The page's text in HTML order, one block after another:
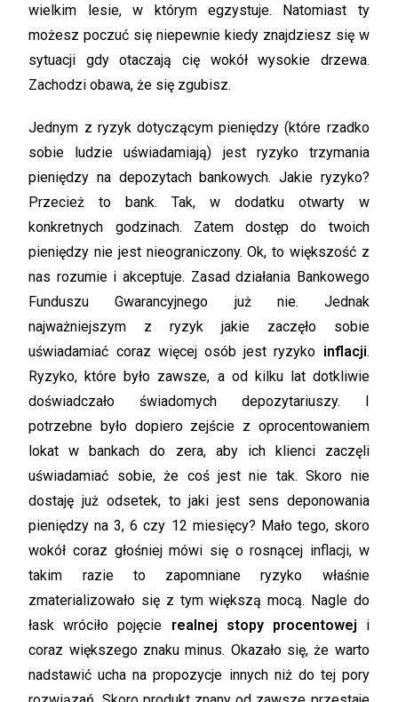
wielkim lesie, w którym egzystuje. Natomiast ty
możesz poczuć się niepewnie kiedy znajdziesz się w
sytuacji gdy otaczają cię wokół wysokie drzewa.
Zachodzi obawa, że się zgubisz.
Jednym z ryzyk dotyczącym pieniędzy (które rzadko
sobie ludzie uświadamiają) jest ryzyko trzymania
pieniędzy na depozytach bankowych. Jakie ryzyko?
Przecież to bank. Tak, w dodatku otwarty w
konkretnych godzinach. Zatem dostęp do twoich
pieniędzy nie jest nieograniczony. Ok, to większość z
nas rozumie i akceptuje. Zasad działania Bankowego
Funduszu Gwarancyjnego już nie. Jednak
najważniejszym z ryzyk jakie zaczęło sobie
uświadamiać coraz więcej osób jest ryzyko inflacji.
Ryzyko, które było zawsze, a od kilku lat dotkliwie
doświadczało świadomych depozytariuszy. I
potrzebne było dopiero zejście z oprocentowaniem
lokat w bankach do zera, aby ich klienci zaczęli
uświadamiać sobie, że coś jest nie tak. Skoro nie
dostaję już odsetek, to jaki jest sens deponowania
pieniędzy na 3, 6 czy 12 miesięcy? Mało tego, skoro
wokół coraz głośniej mówi się o rosnącej inflacji, w
takim razie to zapomniane ryzyko właśnie
zmaterializowało się z tym większą mocą. Nagle do
łask wróciło pojęcie realnej stopy procentowej i
coraz większego znaku minus. Okazało się, że warto
nadstawić ucha na propozycje innych niż do tej pory